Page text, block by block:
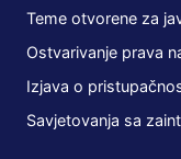
Teme otvorene za
Ostvarivanje prava
Izjava o
Savjetovanja sa